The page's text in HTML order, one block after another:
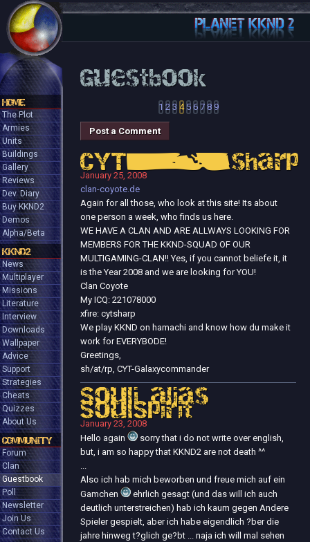
HOME
The Plot
Armies
Units
Buildings
Gallery
Reviews
Dev. Diary
Buy KKND2
Demos
Alpha/Beta
KKND2
News
Multiplayer
Missions
Literature
Interview
Downloads
Wallpaper
Advice
Support
Strategies
Cheats
Quizzes
About Us
COMMUNITY
Forum
Clan
Guestbook
Poll
Newsletter
Join Us
Contact Us
Guestbook
1 2 3 4 5 6 7 8 9
Post a Comment
CYT_sharp
January 25, 2008
clan-coyote.de
Again for all those, who look at this site! Its about
one person a week, who finds us here.
WE HAVE A CLAN AND ARE ALLWAYS LOOKING FOR
MEMBERS FOR THE KKND-SQUAD OF OUR
MULTIGAMING-CLAN!! Yes, if you cannot beliefe it, it
is the Year 2008 and we are looking for YOU!
Clan Coyote
My ICQ: 221078000
xfire: cytsharp
We play KKND on hamachi and know how du make it
work for EVERYBODE!
Greetings,
sh/at/rp, CYT-Galaxycommander
Souli alias
SoulSpirit
January 23, 2008
Hello again
sorry that i do not write over english,
but, i am so happy that KKND2 are not death ^^
...
Also ich hab mich beworben und freue mich auf ein
Gamchen
ehrlich gesagt (und das will ich auch
deutlich unterstreichen) hab ich kaum gegen Andere
Spieler gespielt, aber ich habe eigendlich ?ber die
jahre hinweg t?glich ge?bt ... naja ich will mal sehen